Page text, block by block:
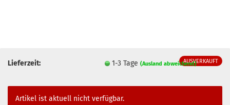
AUSVERKAUFT
Lieferzeit: 1-3 Tage(Ausland abweichend)
Artikel ist aktuell nicht verfügbar.